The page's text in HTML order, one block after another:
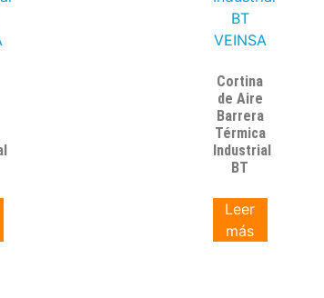
Cortina
de Aire
Barrera
Térmica
Industrial
BT
Leer
más